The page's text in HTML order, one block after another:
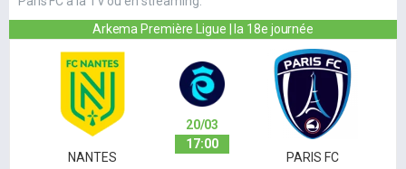
Arkema Première Ligue | la 18e journée
NANTES
20/03
17:00
PARIS FC